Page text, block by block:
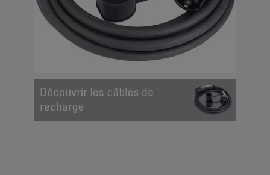
tension
Indice de protection
IP65 (boîtier) ; Câble :
IP65 (non branché) /
IP55 (branché)
Dimensions (L x H x P)
340 mm x 480 mm x